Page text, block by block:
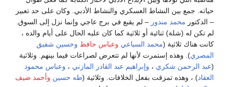
حياته. جمع بين النشاط العسكري والنشاط الأدبي. وكان على حد تعبير
– الدكتور محمد مندور – لم يقبع في برج عاجي وإنما نزل إلى السوق.
لم تكن له (شلة) ثنائية أو ثلاثية كما كان عليه الحال على أيام والده ،
كانت هناك ثلاثية (محمد السباعي وعباس حافظ وحسين شفيق
المصري). وهذه إستمرت لأنها لم تتعرض لصراعات فيما بينهم. وثلاثية
(عبد الرحمن شكري ، وإبراهيم عبد القادر المازني ، وعباس محمود
العقاد) ، وهذه تمزقت بفعل الخلافات. وثلاثية (طه حسين وأحمد ضيف